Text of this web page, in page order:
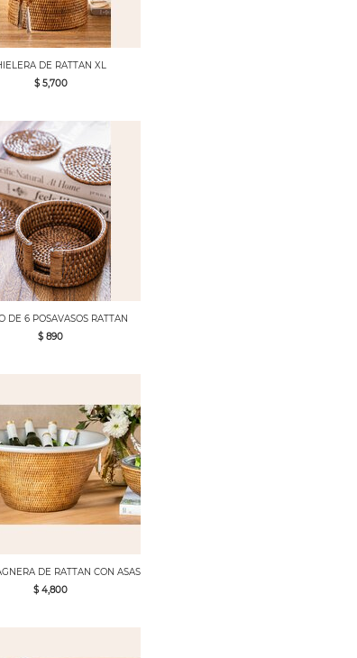
DE RATTAN XL
$ 5,700
DE 6 POSAVASOS RATTAN
$ 890
DE RATTAN CON ASAS
$ 4,800